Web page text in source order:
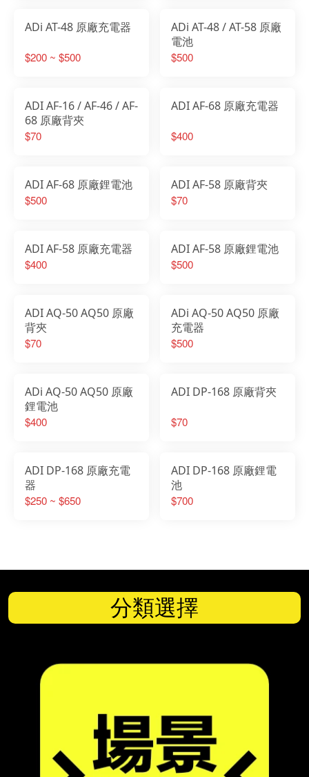
ADi AT-48 原廠充電器
$200 ~ $500
ADi AT-48 / AT-58 原廠
電池
$500
ADI AF-16 / AF-46 / AF-
68 原廠背夾
$70
ADI AF-68 原廠充電器
$400
ADI AF-68 原廠鋰電池
$500
ADI AF-58 原廠背夾
$70
ADI AF-58 原廠充電器
$400
ADI AF-58 原廠鋰電池
$500
ADI AQ-50 AQ50 原廠
背夾
$70
ADi AQ-50 AQ50 原廠
充電器
$500
ADi AQ-50 AQ50 原廠
鋰電池
$400
ADI DP-168 原廠背夾
$70
ADI DP-168 原廠充電
器
$250 ~ $650
ADI DP-168 原廠鋰電
池
$700
分類選擇